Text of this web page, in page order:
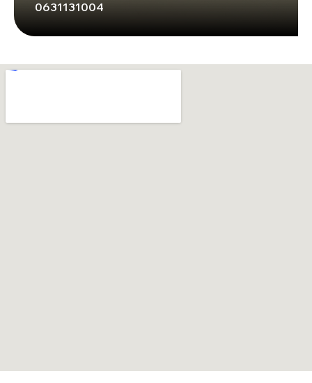
0631131004